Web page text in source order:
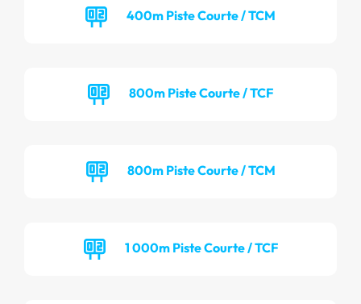
400m Piste Courte / TCM
800m Piste Courte / TCF
800m Piste Courte / TCM
1 000m Piste Courte / TCF